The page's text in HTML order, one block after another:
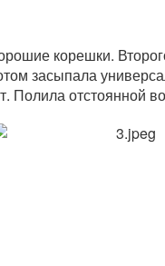
корешки.
засыпала
Полила отстоянной